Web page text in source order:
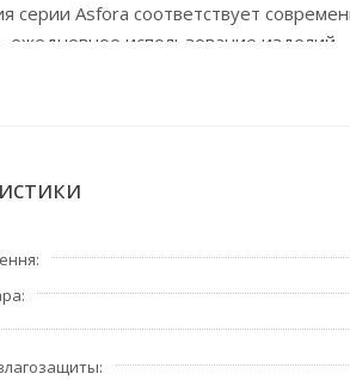
серии Asfora соответствует
использование изделий.